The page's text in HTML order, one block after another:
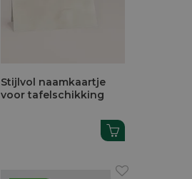
Stijlvol naamkaartje
voor tafelschikking